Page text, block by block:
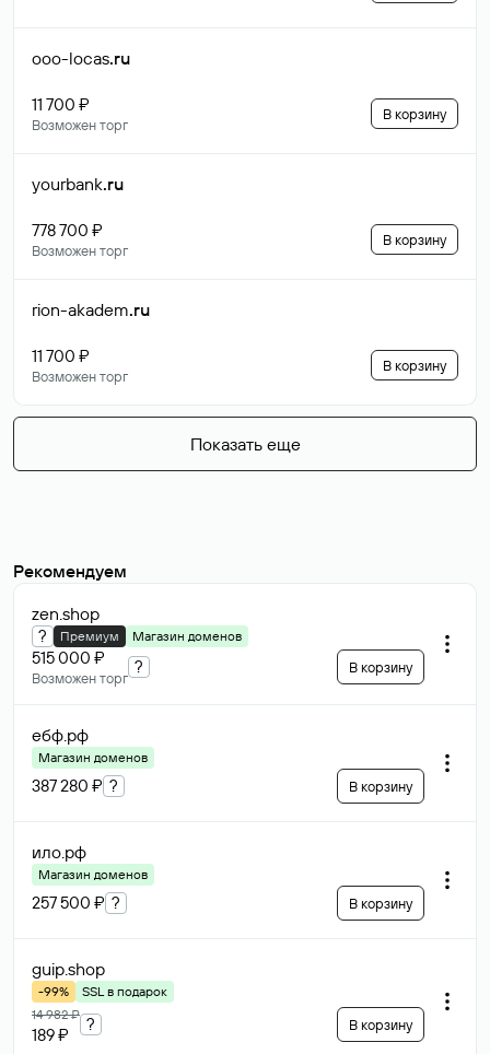
ooo-locas.ru
11 700 ₽
Возможен торг
В корзину
yourbank.ru
778 700 ₽
Возможен торг
В корзину
rion-akadem.ru
11 700 ₽
Возможен торг
В корзину
Показать еще
Рекомендуем
zen.shop
? Премиум Магазин доменов
515 000 ₽
Возможен торг
? В корзину
ебф.рф
Магазин доменов
387 280 ₽ ? В корзину
ило.рф
Магазин доменов
257 500 ₽ ? В корзину
guip.shop
-99%
SSL в подарок
14 982 ₽
189 ₽
? В корзину